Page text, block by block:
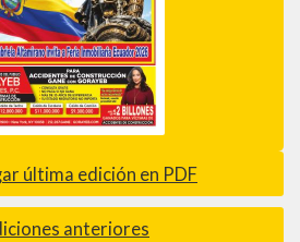
última edición en PDF
anteriores